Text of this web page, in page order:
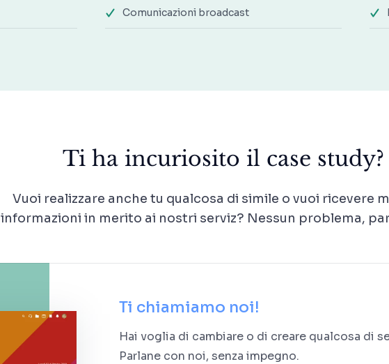
Comunicazioni broadcast
Ti ha incuriosito il case study?
Vuoi realizzare anche tu qualcosa di simile o vuoi ricevere
informazioni in merito ai nostri serviz? Nessun problema,
Ti chiamiamo noi!
Hai voglia di cambiare o di creare qualcosa di
Parlane con noi, senza impegno.